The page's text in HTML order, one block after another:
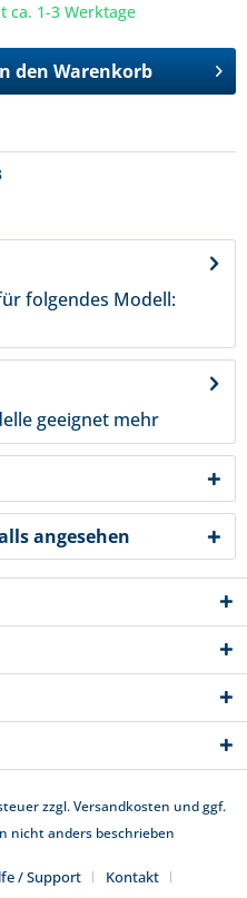
ca. 1-3 Werktage
den Warenkorb
folgendes Modell:
geeignet mehr
angesehen
zzgl.Versandkosten und ggf.
nicht anders beschrieben
/ Support Kontakt